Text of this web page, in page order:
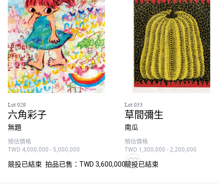
Lot 029
六角彩子
無題
預估價格
TWD 4,000,000 - 5,000,000
競投已結束 拍品已售：TWD 3,600,000
Lot 033
草間彌生
南瓜
預估價格
TWD 1,300,000 - 2,200,000
競投已結束